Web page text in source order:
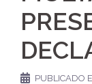
PUBLICADO